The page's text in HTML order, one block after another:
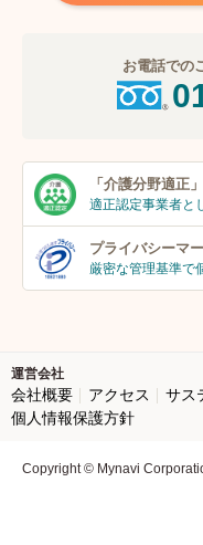
お電話での
「介護分野適正」
適正認定事業者と
プライバシーマ
厳密な管理基準で
運営会社
会社概要 アクセス サス
個人情報保護方針
Copyright © Mynavi